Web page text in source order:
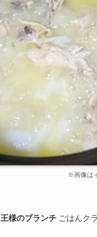
※画像は
王様のブランチ ごはんク